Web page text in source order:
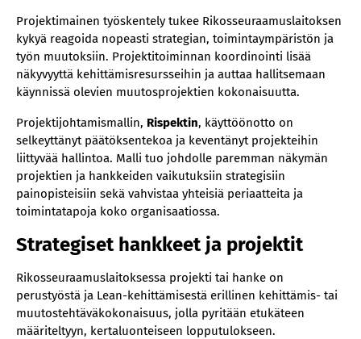
Projektimainen työskentely tukee Rikosseuraamuslaitoksen
kykyä reagoida nopeasti strategian, toimintaympäristön ja
työn muutoksiin. Projektitoiminnan koordinointi lisää
näkyvyyttä kehittämisresursseihin ja auttaa hallitsemaan
käynnissä olevien muutosprojektien kokonaisuutta.
Projektijohtamismallin, Rispektin, käyttöönotto on
selkeyttänyt päätöksentekoa ja keventänyt projekteihin
liittyvää hallintoa. Malli tuo johdolle paremman näkymän
projektien ja hankkeiden vaikutuksiin strategisiin
painopisteisiin sekä vahvistaa yhteisiä periaatteita ja
toimintatapoja koko organisaatiossa.
Strategiset hankkeet ja projektit
Rikosseuraamuslaitoksessa projekti tai hanke on
perustyöstä ja Lean-kehittämisestä erillinen kehittämis- tai
muutostehtäväkokonaisuus, jolla pyritään etukäteen
määriteltyyn, kertaluonteiseen lopputulokseen.